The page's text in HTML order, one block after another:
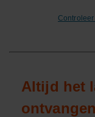
Altijd het